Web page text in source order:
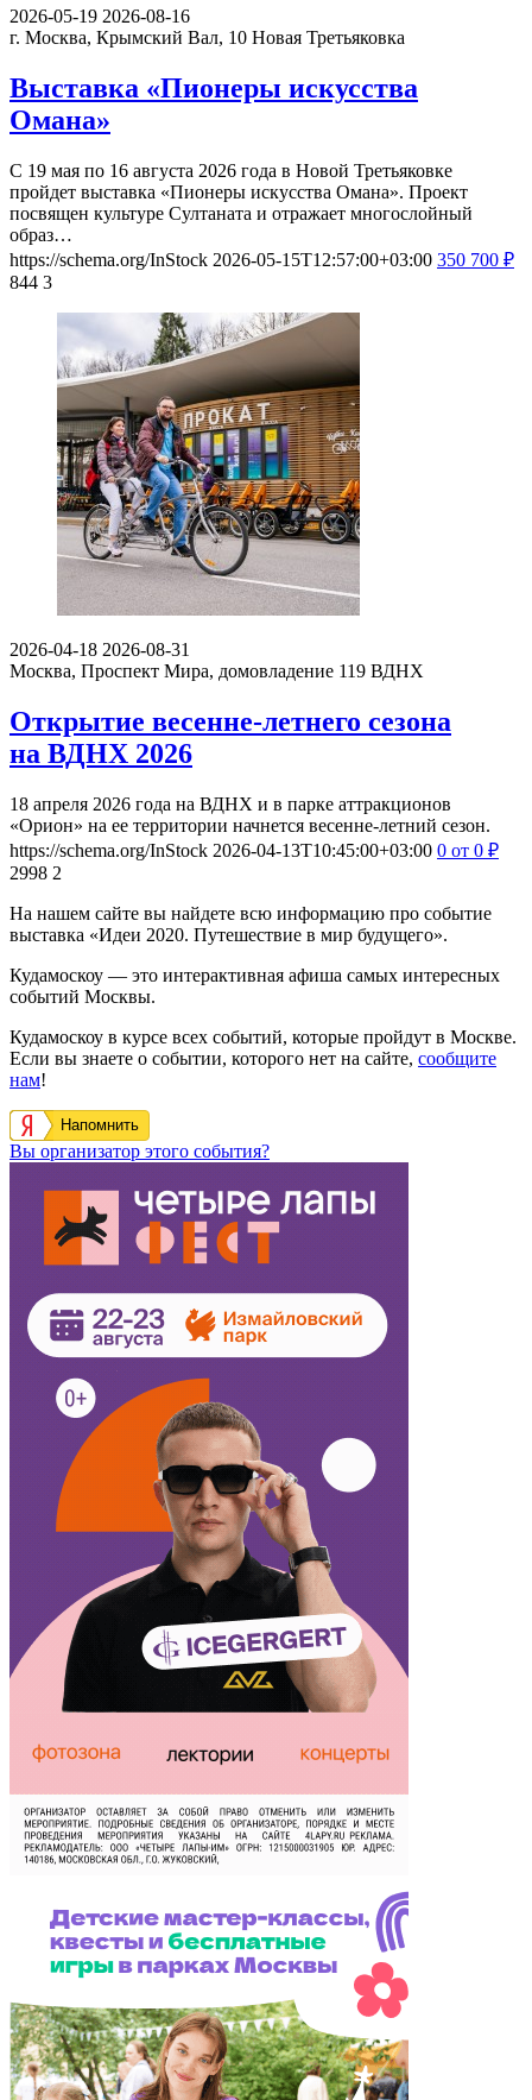
2026-05-19 2026-08-16
г. Москва, Крымский Вал, 10 Новая Третьяковка
Выставка «Пионеры искусства
Омана»
С 19 мая по 16 августа 2026 года в Новой Третьяковке
пройдет выставка «Пионеры искусства Омана». Проект
посвящен культуре Султаната и отражает многослойный
образ…
https://schema.org/InStock 2026-05-15T12:57:00+03:00 350 700 ₽
844 3
2026-04-18 2026-08-31
Москва, Проспект Мира, домовладение 119 ВДНХ
Открытие весенне-летнего сезона
на ВДНХ 2026
18 апреля 2026 года на ВДНХ и в парке аттракционов
«Орион» на ее территории начнется весенне-летний сезон.
https://schema.org/InStock 2026-04-13T10:45:00+03:00 0 от 0 ₽
2998 2
На нашем сайте вы найдете всю информацию про событие
выставка «Идеи 2020. Путешествие в мир будущего».
Кудамоскоу — это интерактивная афиша самых интересных
событий Москвы.
Кудамоскоу в курсе всех событий, которые пройдут в Москве.
Если вы знаете о событии, которого нет на сайте, сообщите
нам!
Напомнить
Вы организатор этого события?